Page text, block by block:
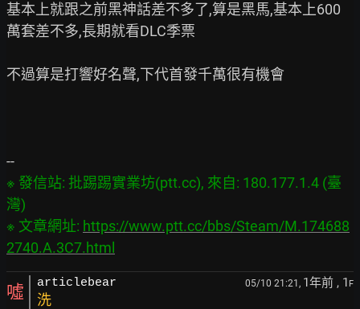
基本上就跟之前黑神話差不多了,算是黑馬,基本上600
萬套差不多,長期就看DLC季票
不過算是打響好名聲,下代首發千萬很有機會
※ 發信站: 批踢踢實業坊(ptt.cc), 來自: 180.177.1.4 (臺
灣)
※ 文章網址: https://www.ptt.cc/bbs/Steam/M.174688
2740.A.3C7.html
噓 articlebear 05/10 21:21, 1年前 , 1 F
洗